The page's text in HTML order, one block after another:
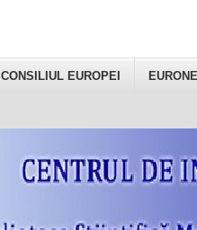
CONSILIUL EUROPEI